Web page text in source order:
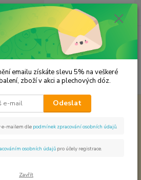
Menu
Hledat
ks
za 0,00 Kč
emailu získáte slevu 5% na veškeré
zboží v akci a plechových dóz.
Odeslat
e-mailem dle podmínek zpracování osobních údajů
osobních údajů pro účely registrace.
Zavřít